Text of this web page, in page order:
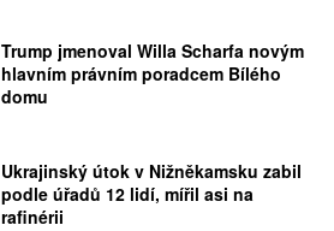
Trump jmenoval Willa Scharfa novým
hlavním právním poradcem Bílého
domu
Ukrajinský útok v Nižněkamsku zabil
podle úřadů 12 lidí, mířil asi na
rafinérii